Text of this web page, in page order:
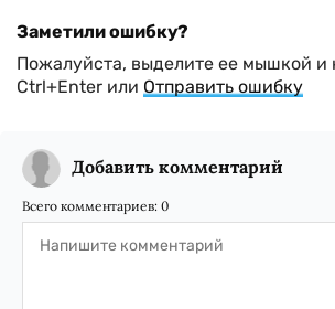
Заметили ошибку?
Пожалуйста, выделите ее мышкой и
Ctrl+Enter или Отправить ошибку
Добавить комментарий
Всего комментариев: 0